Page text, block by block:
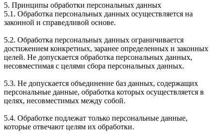
5. Принципы обработки персональных данных
5.1. Обработка персональных данных осуществляется на
законной и справедливой основе.
5.2. Обработка персональных данных ограничивается
достижением конкретных, заранее определенных и законных
целей. Не допускается обработка персональных данных,
несовместимая с целями сбора персональных данных.
5.3. Не допускается объединение баз данных, содержащих
персональные данные, обработка которых осуществляется в
целях, несовместимых между собой.
5.4. Обработке подлежат только персональные данные,
которые отвечают целям их обработки.